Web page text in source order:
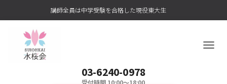
講師全員は中学受験を合格した現役東大生
03-6240-0978
受付時間 10:00～18:00